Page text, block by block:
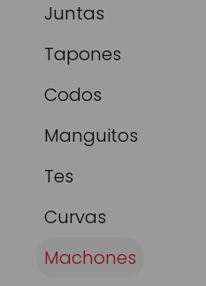
Juntas
Tapones
Codos
Manguitos
Tes
Curvas
Machones